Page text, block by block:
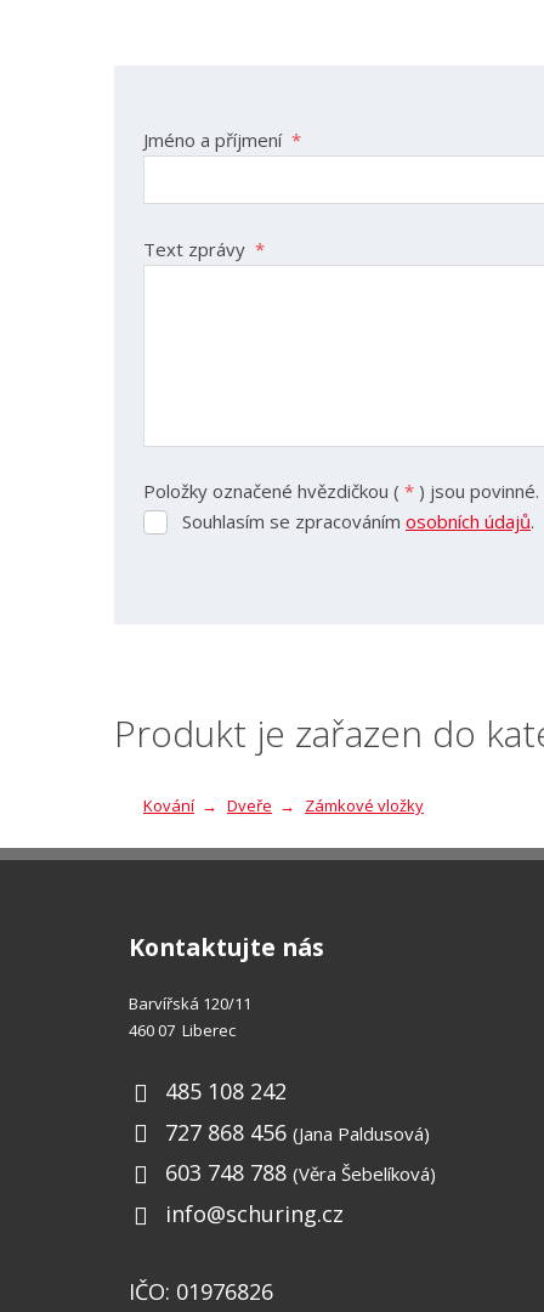
Jméno a příjmení *
Text zprávy *
Položky označené hvězdičkou ( * ) jsou povinné.
Souhlasím
Souhlasím se zpracováním osobních údajů.
Produkt je zařazen do
Kování Dveře Zámkové vložky
Kontaktujte nás
Barvířská 120/11
460 07 Liberec
485 108 242
727 868 456 (Jana Paldusová)
603 748 788 (Věra Šebelíková)
info@schuring.cz
IČO: 01976826